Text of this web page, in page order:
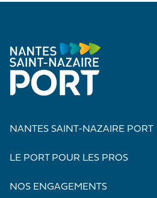
NANTES SAINT-NAZAIRE PORT
LE PORT POUR LES PROS
NOS ENGAGEMENTS